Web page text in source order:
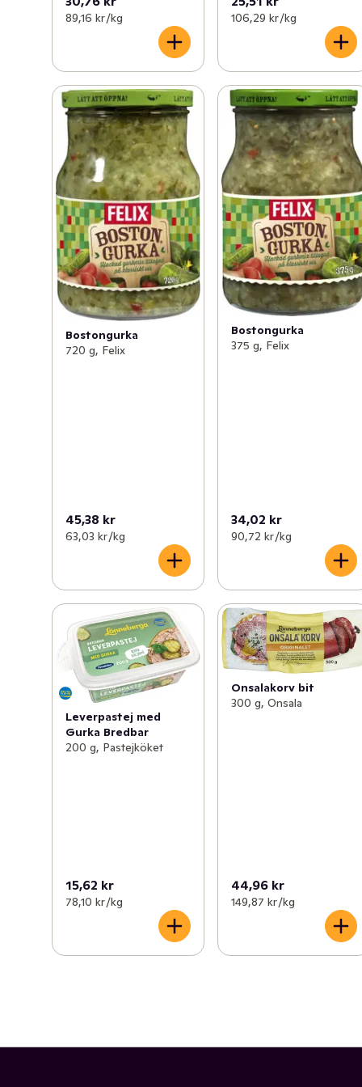
89,16 kr /kg 106,29 kr /kg
Bostongurka
720 g, Felix
45,38 kr
63,03 kr /kg
Bostongurka
375 g, Felix
34,02 kr
90,72 kr /kg
Leverpastej med
Gurka Bredbar
200 g, Pastejköket
15,62 kr
78,10 kr /kg
Onsalakorv bit
300 g, Onsala
44,96 kr
149,87 kr /kg